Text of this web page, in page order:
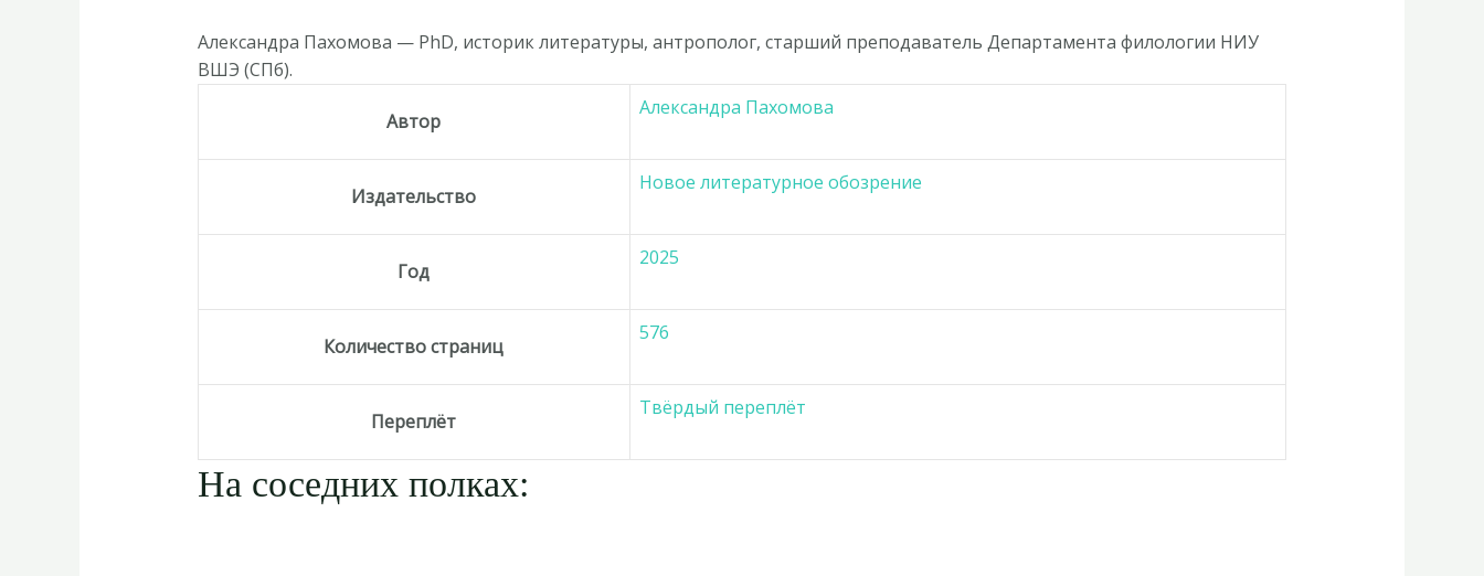
Александра Пахомова — PhD, историк литературы, антрополог, старший преподаватель Департамента филологии НИУ
ВШЭ (СПб).
Автор
Александра Пахомова
Издательство
Новое литературное обозрение
Год
2025
Количество страниц
576
Переплёт
Твёрдый переплёт
На соседних полках: